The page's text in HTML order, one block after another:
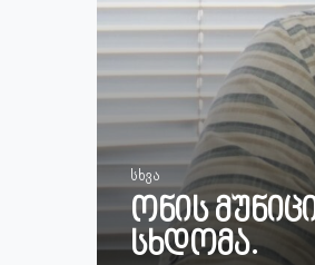
სხვა
ონის
სხდომა.